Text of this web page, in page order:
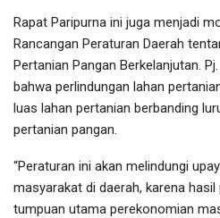
Rapat Paripurna ini juga menjadi
Rancangan Peraturan Daerah
Pertanian Pangan Berkelanjutan.
bahwa perlindungan lahan
luas lahan pertanian berbanding
pertanian pangan.
“Peraturan ini akan melindungi
masyarakat di daerah, karena
tumpuan utama perekonomian